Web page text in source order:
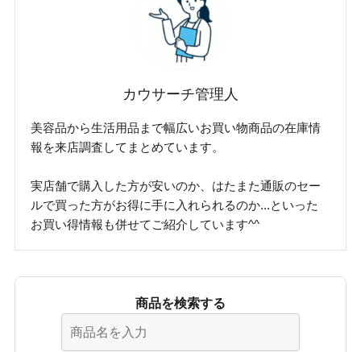
カウサーチ管理人
美容品から生活用品まで幅広いお買い物商品の在庫情
報を来店調査してまとめています。
実店舗で購入した方が安いのか、はたまた通販のセー
ルで買った方がお得に手に入れられるのか...といった
お買い得情報も併せてご紹介しています^^
商品を検索する